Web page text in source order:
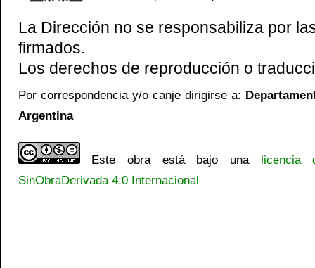
La Dirección no se responsabiliza por
firmados.
Los derechos de reproducción o
Por correspondencia y/o canje dirigirse a:
Argentina
Este obra está bajo una licencia
SinObraDerivada 4.0 Internacional